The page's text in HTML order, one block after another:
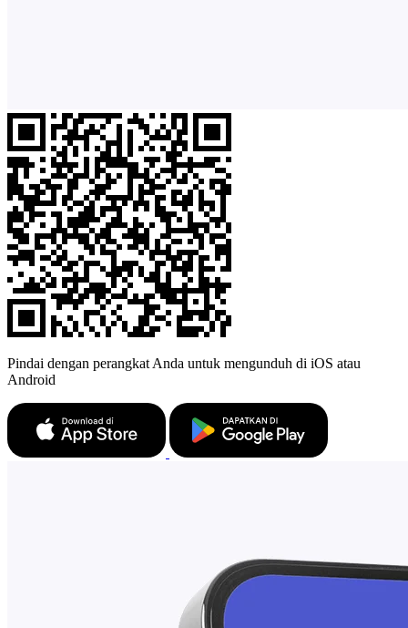
Pindai dengan perangkat Anda untuk mengunduh di iOS atau
Android